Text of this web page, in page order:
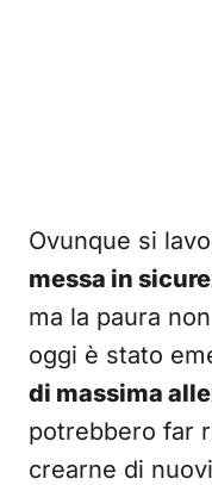
Ovunque si
messa in
ma la paura
oggi è stato
di massima
potrebbero far
crearne di